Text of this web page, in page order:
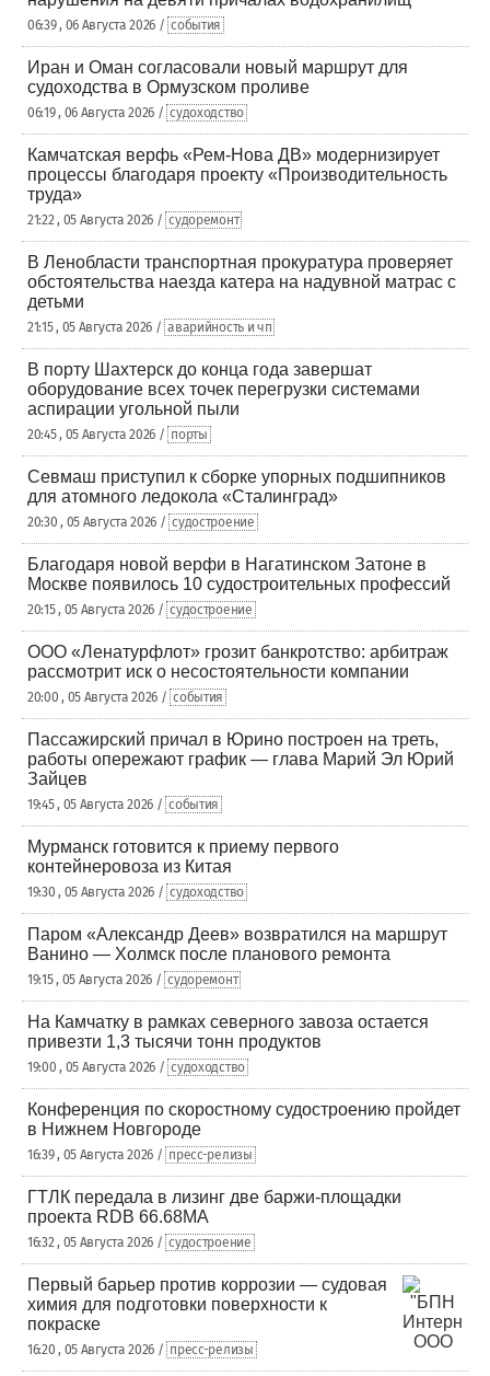
06:39 , 06 Августа 2026 / события
Иран и Оман согласовали новый маршрут для
судоходства в Ормузском проливе
06:19 , 06 Августа 2026 / судоходство
Камчатская верфь «Рем-Нова ДВ» модернизирует
процессы благодаря проекту «Производительность
труда»
21:22 , 05 Августа 2026 / судоремонт
В Ленобласти транспортная прокуратура проверяет
обстоятельства наезда катера на надувной матрас с
детьми
21:15 , 05 Августа 2026 / аварийность и чп
В порту Шахтерск до конца года завершат
оборудование всех точек перегрузки системами
аспирации угольной пыли
20:45 , 05 Августа 2026 / порты
Севмаш приступил к сборке упорных подшипников
для атомного ледокола «Сталинград»
20:30 , 05 Августа 2026 / судостроение
Благодаря новой верфи в Нагатинском Затоне в
Москве появилось 10 судостроительных профессий
20:15 , 05 Августа 2026 / судостроение
ООО «Ленатурфлот» грозит банкротство: арбитраж
рассмотрит иск о несостоятельности компании
20:00 , 05 Августа 2026 / события
Пассажирский причал в Юрино построен на треть,
работы опережают график — глава Марий Эл Юрий
Зайцев
19:45 , 05 Августа 2026 / события
Мурманск готовится к приему первого
контейнеровоза из Китая
19:30 , 05 Августа 2026 / судоходство
Паром «Александр Деев» возвратился на маршрут
Ванино — Холмск после планового ремонта
19:15 , 05 Августа 2026 / судоремонт
На Камчатку в рамках северного завоза остается
привезти 1,3 тысячи тонн продуктов
19:00 , 05 Августа 2026 / судоходство
Конференция по скоростному судостроению пройдет
в Нижнем Новгороде
16:39 , 05 Августа 2026 / пресс-релизы
ГТЛК передала в лизинг две баржи-площадки
проекта RDB 66.68МА
16:32 , 05 Августа 2026 / судостроение
Первый барьер против коррозии — судовая
химия для подготовки поверхности к
покраске
16:20 , 05 Августа 2026 / пресс-релизы